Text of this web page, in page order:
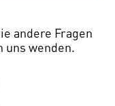
andere Fragen
uns wenden.